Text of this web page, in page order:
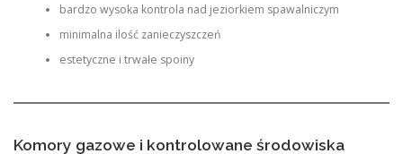
bardzo wysoka kontrola nad jeziorkiem spawalniczym
minimalna ilość zanieczyszczeń
estetyczne i trwałe spoiny
Komory gazowe i kontrolowane środowiska